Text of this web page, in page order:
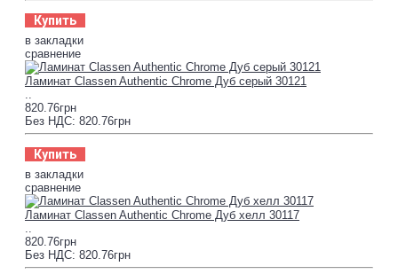
Купить
в закладки
сравнение
Ламинат Classen Authentic Chrome Дуб серый 30121
820.76грн
Без НДС: 820.76грн
Купить
в закладки
сравнение
Ламинат Classen Authentic Chrome Дуб хелл 30117
820.76грн
Без НДС: 820.76грн